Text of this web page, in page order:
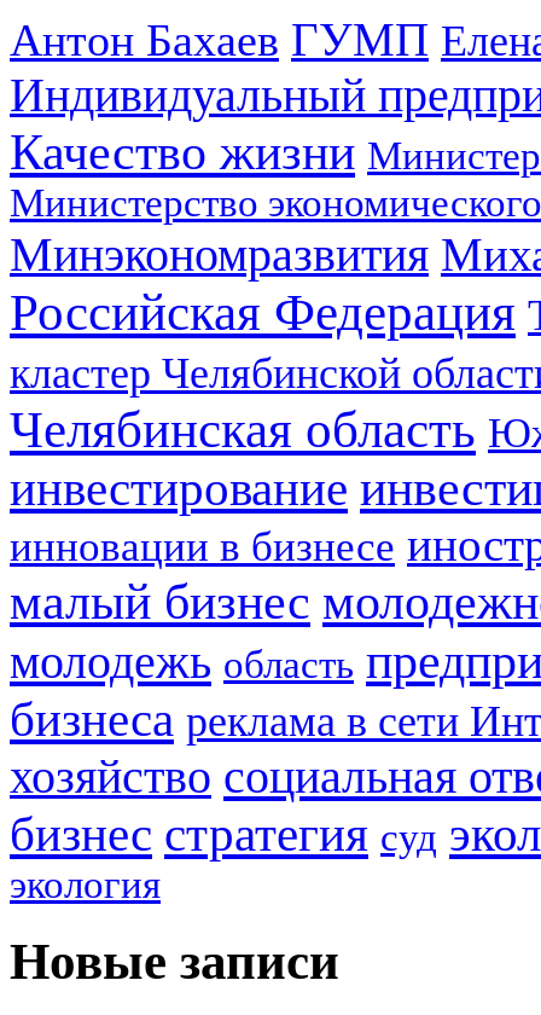
Антон Бахаев ГУМП
Индивидуальный
Качество жизни
Министерство
Минэкономразвития
Российская Федерация
кластер Челябинской
Челябинская область
инвестирование
инновации в бизнесе
малый бизнес
молодежь область
бизнеса реклама в сети
хозяйство социальная
бизнес стратегия суд
экология
Новые записи